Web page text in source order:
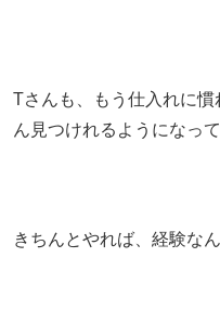
Tさんも、もう仕入れに
ん見つけれるようになって
きちんとやれば、経験な